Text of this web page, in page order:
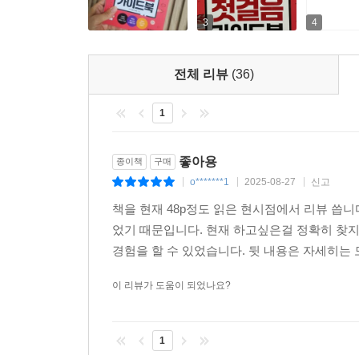
유튜브 채널 운영은 장기적 관점으로 접근해야
꾸준함이 통하는 유튜브에서 첫 영상의 가치를 믿
3 4
전체 리뷰 (36)
1
종이책 구매 좋아용
o*******1 2025-08-27 신고
책을 현재 48p정도 읽은 현시점에서 리뷰 씁
었기 때문입니다. 현재 하고싶은걸 정확히 찾
경험을 할 수 있었습니다. 뒷 내용은 자세히
이 리뷰가 도움이 되었나요?
1